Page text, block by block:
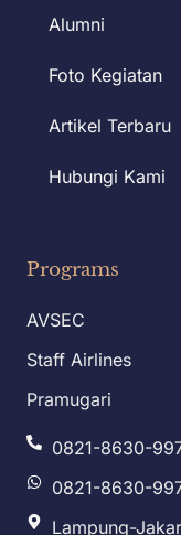
Alumni
Foto Kegiatan
Artikel Terbaru
Hubungi Kami
Programs
AVSEC
Staff Airlines
Pramugari
0821-8630-
0821-8630-
Lampung-